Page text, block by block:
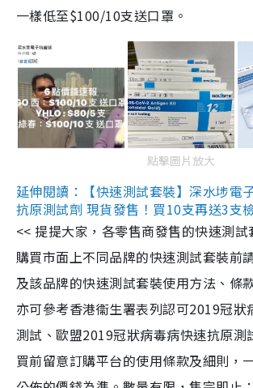
一樣低至$100/10支送口罩。
點擊圖片放大
延伸閱讀：【快速測試套裝】深水埗電
抗原測試劑 現貨發售！買10支再送3支
<< 提提大家，各零售商發售的快速測試
購買市面上不同品牌的快速測試套裝前
及該品牌的快速測試套裝使用方法、條
亦可參考香港衞生署表列認可2019冠狀
測試、歐盟2019冠狀病毒病快速抗原測
買前留意訂購平台的使用條款及細則，